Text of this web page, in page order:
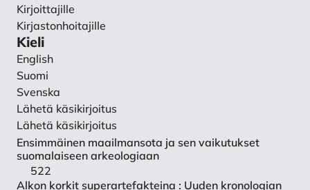
Tietosuojaseloste
Yhteystiedot
Kirjoittajille
Kirjastonhoitajille
Kieli
English
Suomi
Svenska
Lähetä käsikirjoitus
Lähetä käsikirjoitus
Ensimmäinen maailmansota ja sen vaikutukset
suomalaiseen arkeologiaan
522
Alkon korkit superartefakteina : Uuden kronologian